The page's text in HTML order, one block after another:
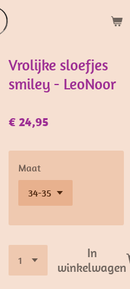
Vrolijke sloefjes
smiley - LeoNoor
€ 24,95
Maat
In
winkelwagen